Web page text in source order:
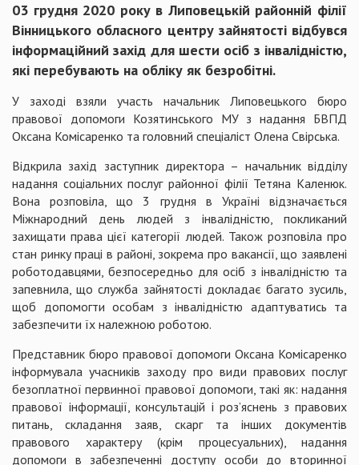
03 грудня 2020 року в Липовецькій районній філії
Вінницького обласного центру зайнятості відбувся
інформаційний захід для шести осіб з інвалідністю,
які перебувають на обліку як безробітні.
У заході взяли участь начальник Липовецького бюро
правової допомоги Козятинського МУ з надання БВПД
Оксана Комісаренко та головний спеціаліст Олена Свірська.
Відкрила захід заступник директора – начальник відділу
надання соціальних послуг районної філії Тетяна Каленюк.
Вона розповіла, що 3 грудня в Україні відзначається
Міжнародний день людей з інвалідністю, покликаний
захищати права цієї категорії людей. Також розповіла про
стан ринку праці в районі, зокрема про вакансії, що заявлені
роботодавцями, безпосередньо для осіб з інвалідністю та
запевнила, що служба зайнятості докладає багато зусиль,
щоб допомогти особам з інвалідністю адаптуватись та
забезпечити їх належною роботою.
Представник бюро правової допомоги Оксана Комісаренко
інформувала учасників заходу про види правових послуг
безоплатної первинної правової допомоги, такі як: надання
правової інформації, консультацій і роз’яснень з правових
питань, складання заяв, скарг та інших документів
правового характеру (крім процесуальних), надання
допомоги в забезпеченні доступу особи до вторинної